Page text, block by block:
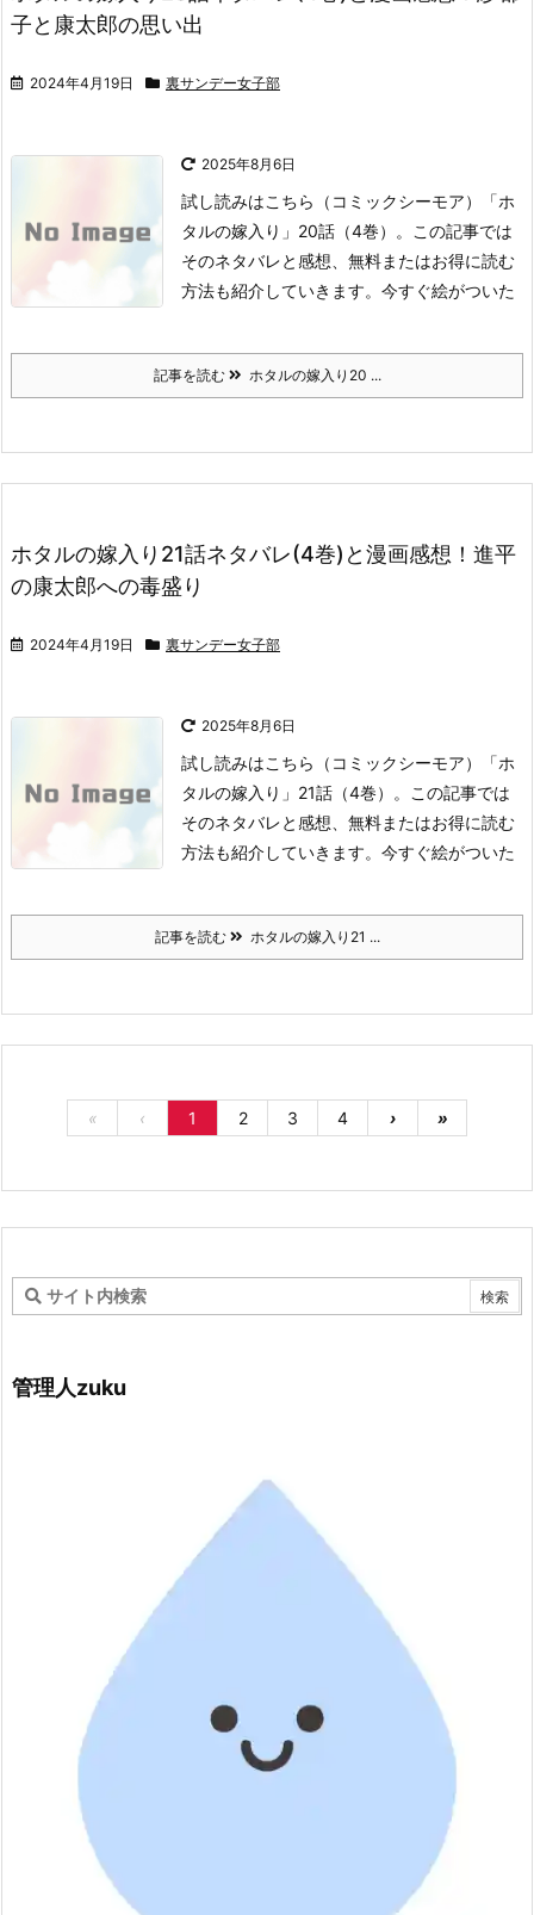
子と康太郎の思い出
2024年4月19日 裏サンデー女子部
2025年8月6日
試し読みはこちら （コミックシーモア）
「ホ
タルの嫁入り」20話（4巻）。
この記事では
そのネタバレと感想、無料またはお得に読む
方法も紹介していきます。 今すぐ絵がついた
記事を読む ホタルの嫁入り20 ...
ホタルの嫁入り21話ネタバレ(4巻)と漫画感想！進平
の康太郎への毒盛り
2024年4月19日 裏サンデー女子部
2025年8月6日
試し読みはこちら （コミックシーモア）
「ホ
タルの嫁入り」21話（4巻）。
この記事では
そのネタバレと感想、無料またはお得に読む
方法も紹介していきます。 今すぐ絵がついた
記事を読む ホタルの嫁入り21 ...
« ‹ 1 2 3 4 › »
管理人zuku